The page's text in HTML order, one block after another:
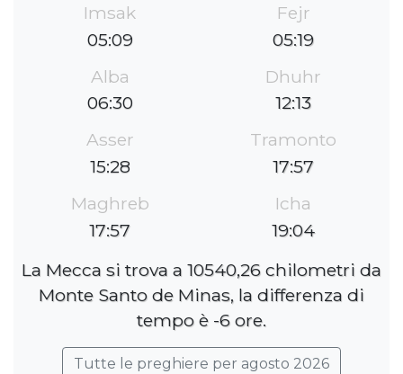
Imsak
05:09
Fejr
05:19
Alba
06:30
Dhuhr
12:13
Asser
15:28
Tramonto
17:57
Maghreb
17:57
Icha
19:04
La Mecca si trova a 10540,26 chilometri da
Monte Santo de Minas, la differenza di
tempo è -6 ore.
Tutte le preghiere per agosto 2026